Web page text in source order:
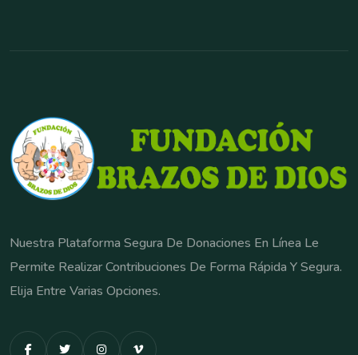
Nuestra Plataforma Segura De Donaciones En Línea Le
Permite Realizar Contribuciones De Forma Rápida Y Segura.
Elija Entre Varias Opciones.